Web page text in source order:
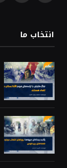
انتخاب ما